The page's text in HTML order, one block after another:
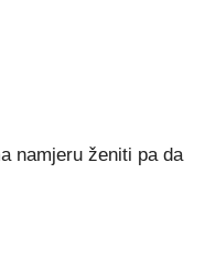
namjeru ženiti pa da